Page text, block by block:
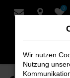
Zum
0
Wir nutzen
Nutzung